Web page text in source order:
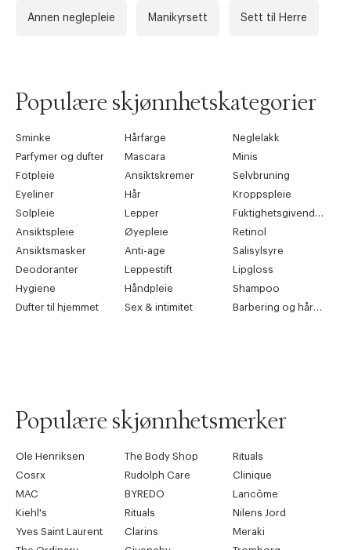
Annen neglepleie Manikyrsett Sett til Herre
Populære skjønnhetskategorier
Sminke Hårfarge
Neglelakk
Parfymer og dufter
Mascara
Minis
Fotpleie
Ansiktskremer
Selvbruning
Eyeliner
Hår
Kroppspleie
Solpleie
Lepper
Ansiktspleie
Øyepleie
Retinol
Ansiktsmasker
Anti-age
Salisylsyre
Deodoranter
Leppestift
Lipgloss
Hygiene
Håndpleie
Shampoo
Dufter til hjemmet
Sex & intimitet
Populære skjønnhetsmerker
Ole Henriksen The Body Shop
Rituals
Cosrx
Rudolph Care
Clinique
MAC
BYREDO
Lancôme
Kiehl's
Rituals
Nilens Jord
Yves Saint Laurent
Clarins
Meraki